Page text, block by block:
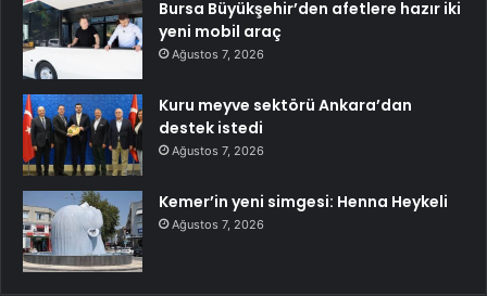
Bursa Büyükşehir’den afetlere hazır iki
yeni mobil araç
Ağustos 7, 2026
Kuru meyve sektörü Ankara’dan
destek istedi
Ağustos 7, 2026
Kemer’in yeni simgesi: Henna Heykeli
Ağustos 7, 2026